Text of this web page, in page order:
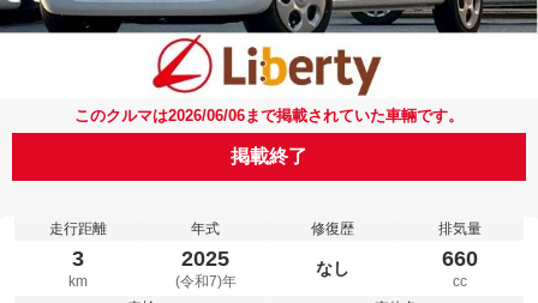
このクルマは2026/06/06まで掲載されていた車輛です。
掲載終了
走行距離
3
km
年式
2025
(令和7)年
修復歴
なし
排気量
660
cc